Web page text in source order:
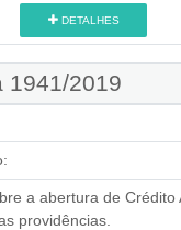
DETALHES
1941/2019
a abertura de Crédito
providências.